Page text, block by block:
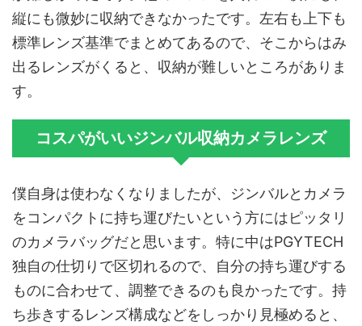
縦にも微妙に収納できなかったです。左右も上下も
標準レンズ基準でまとめてあるので、そこからはみ
出るレンズがくると、収納が難しいところがありま
す。
コスパがいいジンバル収納カメラレンズ
僕自身は使わなくなりましたが、ジンバルとカメラ
をコンパクトに持ち運びたいという方にはピッタリ
のカメラバッグだと思います。特に中はPGYTECH
独自の仕切りで区切れるので、自分の持ち運びする
ものに合わせて、調整できるのも良かったです。持
ち歩きするレンズ構成などをしっかり見極めると、